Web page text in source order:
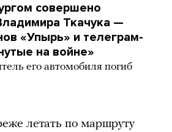
совершено
Ткачука —
«Упырь» и телеграм-
на войне»
его автомобиля погиб
летать по маршруту